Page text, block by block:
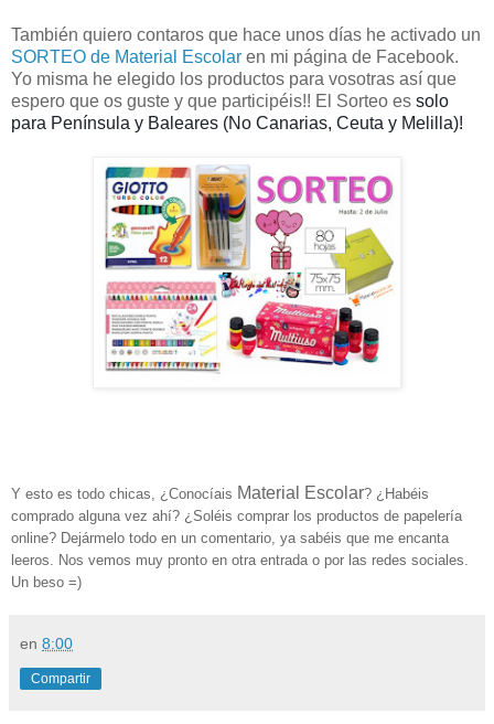
También quiero contaros que hace unos días he activado un
SORTEO de Material Escolar en mi página de Facebook.
Yo misma he elegido los productos para vosotras así que
espero que os guste y que participéis!! El Sorteo es solo
para Península y Baleares (No Canarias, Ceuta y Melilla)!
Y esto es todo chicas, ¿Conocíais Material Escolar? ¿Habéis
comprado alguna vez ahí? ¿Soléis comprar los productos de papelería
online? Dejármelo todo en un comentario, ya sabéis que me encanta
leeros. Nos vemos muy pronto en otra entrada o por las redes sociales.
Un beso =)
en 8:00
Compartir